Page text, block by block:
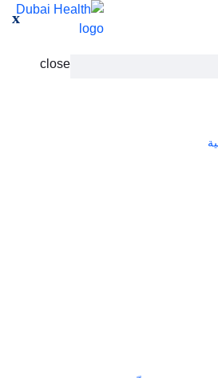
x
close